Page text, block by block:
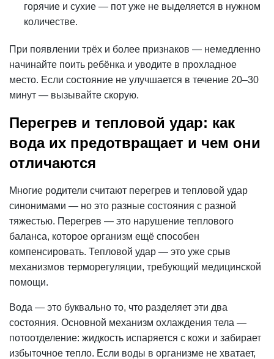
горячие и сухие — пот уже не выделяется в нужном
количестве.
При появлении трёх и более признаков — немедленно
начинайте поить ребёнка и уводите в прохладное
место. Если состояние не улучшается в течение 20–30
минут — вызывайте скорую.
Перегрев и тепловой удар: как
вода их предотвращает и чем они
отличаются
Многие родители считают перегрев и тепловой удар
синонимами — но это разные состояния с разной
тяжестью. Перегрев — это нарушение теплового
баланса, которое организм ещё способен
компенсировать. Тепловой удар — это уже срыв
механизмов терморегуляции, требующий медицинской
помощи.
Вода — это буквально то, что разделяет эти два
состояния. Основной механизм охлаждения тела —
потоотделение: жидкость испаряется с кожи и забирает
избыточное тепло. Если воды в организме не хватает,